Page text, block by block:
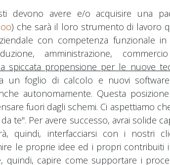
devono avere e/o acquisire una
) che sarà il loro strumento di lavoro
con competenza funzionale
amministrazione,
spiccata propensione per le nuove
un foglio di calcolo e nuovi
autonomamente. Questa
fuori dagli schemi. Ci aspettiamo
te". Per avere successo, avrai solide
quindi, interfacciarsi con i nostri
le proprie idee ed i propri contribuiti
quindi, capire come supportare i